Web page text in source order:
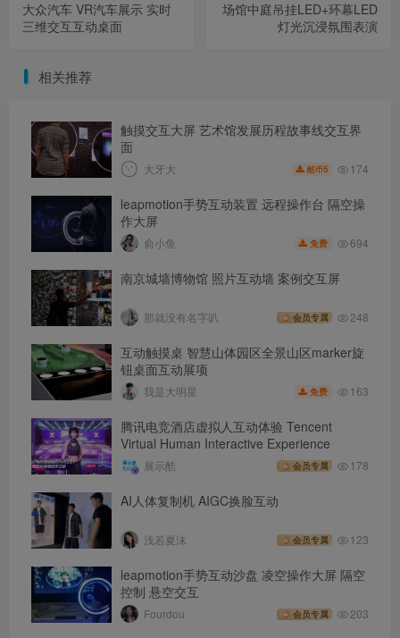
大众汽车 VR汽车展示 实时
三维交互互动桌面
场馆中庭吊挂LED+环幕LED
灯光沉浸氛围表演
相关推荐
触摸交互大屏 艺术馆发展历程故事线交互界
面
大牙大 酷币5 174
leapmotion手势互动装置 远程操作台 隔空操
作大屏
俞小鱼 免费 694
南京城墙博物馆 照片互动墙 案例交互屏
那就没有名字叭 会员专属 248
互动触摸桌 智慧山体园区全景山区marker旋
钮桌面互动展项
我是大明星 免费 163
腾讯电竞酒店虚拟人互动体验 Tencent
Virtual Human Interactive Experience
展示酷 会员专属 178
AI人体复制机 AIGC换脸互动
浅若夏沫 会员专属 123
leapmotion手势互动沙盘 凌空操作大屏 隔空
控制 悬空交互
Fourdou 会员专属 203